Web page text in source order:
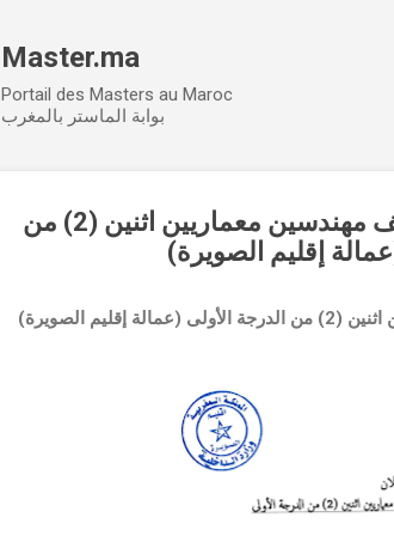
Master.ma
Portail des Masters au Maroc
بوابة الماستر بالمغرب
إعلان عن إجراء مباراة لتوظيف مهندسين معماريين اثنين (2) من
إقليم الصويرة)
الصويرة)